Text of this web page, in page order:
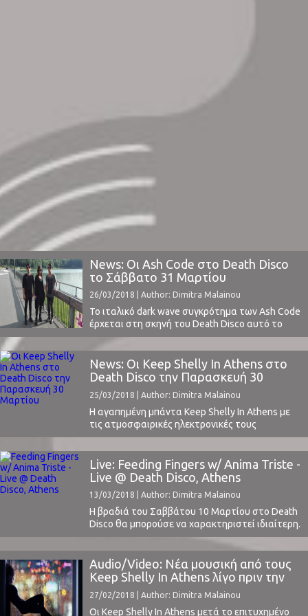
News: Οι Ash Code στο Death Disco
το Σάββατο 31 Μαρτίου
26/03/2018 | Author: Dimitra Malainou
Το ιταλικό dark wave συγκρότημα των Ash Code
έρχεται στη σκηνή του Death Disco αυτό το
Σάββατο 31 Μαρτίου. Για 2η φορά στη χώρα
μας, μετά από πολύ καιρό, και με δύο άλμπουμ
πλέον στο ενεργητικό τους θα μας δώσουν μια
γερή δόση post punk, synthpop και EBM.Τη
News: Οι Keep Shelly In Athens στο
Death Disco την Παρασκευή 30
Μαρτίου
25/03/2018 | Author: Dimitra Malainou
Η αγαπημένη μπάντα Keep Shelly In Athens με
τις ατμοσφαιρικές ηλεκτρονικές τους
συνθέσεις ταξιδεύει στην Ευρώπη για την
προώθηση του πρόσφατου άλμπουμ τους
"Philokalia" (2017) και επιστρέφει στις 30
Μαρτίου στη σκηνή του Death Disco για να
μοιραστεί μαζί μας μια μοναδική βραδιά.Ο
ταλαντούχος RΠЯ, ψυχή των KSIA, έχοντας στο
πλευρό του ...
Live: Feeding Fingers w/ Anima Triste -
Live @ Death Disco, Athens
13/03/2018 | Author: Dimitra Malainou
Η βραδιά του Σαββάτου 10 Μαρτίου στο Death
Disco θα μπορούσε να χαρακτηριστεί ιδιαίτερη.
Πρωταγωνιστές οι εγχώριοι Anima Triste και οι
εξ Αμερικής ορμώμενοι Feeding Fingers. Anima
TristeAnima Triste σημαίνει λυπημένη ψυχή. H
χαρακτηριστική μάσκα – σήμα κατατεθέν της
μπάντας συμβολίζει επιτυχημένα όλα όσα μας
διηγήθηκαν με μια βροντερή punk διάθεση ...
Audio/Video: Νέα μουσική από τους
Keep Shelly In Athens λίγο πριν την
περιοδεία τους
27/02/2018 | Author: Dimitra Malainou
Οι Keep Shelly In Athens μετά το επιτυχημένο